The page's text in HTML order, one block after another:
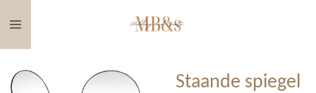
direct
naar
hoofdinhoud
Staande spiegel